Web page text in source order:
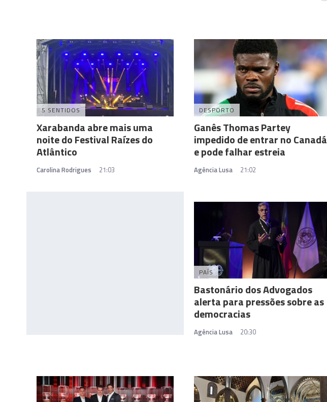
5 SENTIDOS
Xarabanda abre mais uma
noite do Festival Raízes do
Atlântico
Carolina Rodrigues 21:03
DESPORTO
Ganês Thomas Partey
impedido de entrar no Canadá
e pode falhar estreia
Agência Lusa 21:02
PAÍS
Bastonário dos Advogados
alerta para pressões sobre as
democracias
Agência Lusa 20:30